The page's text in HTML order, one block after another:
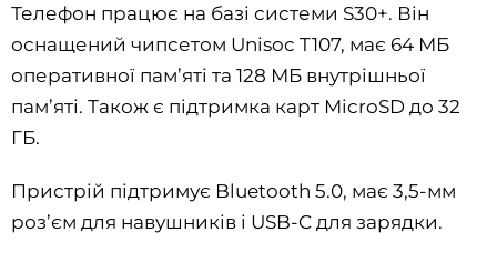
Телефон працює на базі системи S30+. Він
оснащений чипсетом Unisoc T107, має 64 МБ
оперативної пам’яті та 128 МБ внутрішньої
пам’яті. Також є підтримка карт MicroSD до 32
ГБ.
Пристрій підтримує Bluetooth 5.0, має 3,5-мм
роз’єм для навушників і USB-C для зарядки.